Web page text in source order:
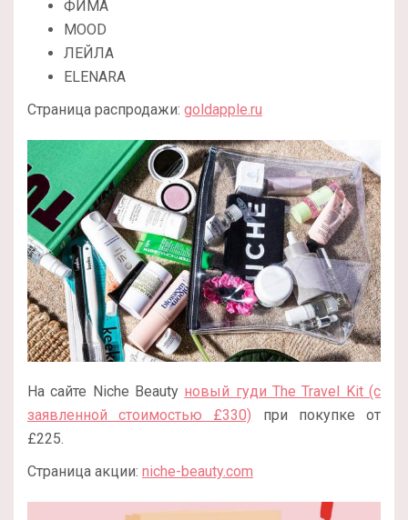
ФИМА
MOOD
ЛЕЙЛА
ELENARA
Страница распродажи: goldapple.ru
На сайте Niche Beauty новый гуди The Travel Kit (с
заявленной стоимостью £330) при покупке от
£225.
Страница акции: niche-beauty.com